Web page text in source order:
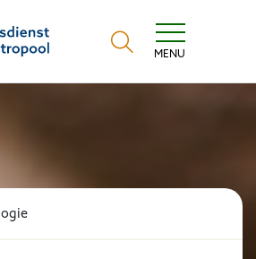
Metropool
MENU